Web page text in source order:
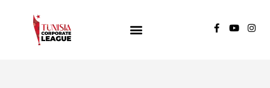
TUNISIA CORPORATE LEAGUE